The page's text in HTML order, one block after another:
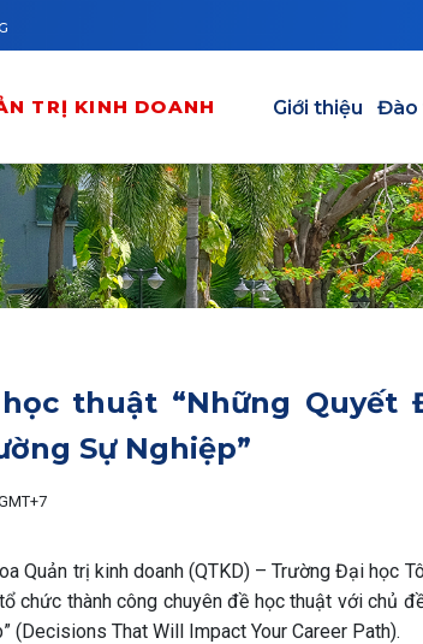
TRỊ KINH DOANH Giới thiệu Đào
thuật “Những Quyết
Sự Nghiệp”
Quản trị kinh doanh (QTKD) – Trường Đại học
chức thành công chuyên đề học thuật với chủ
(Decisions That Will Impact Your Career Path).